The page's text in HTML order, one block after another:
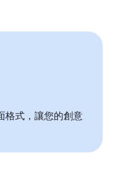
格式，讓您的創意